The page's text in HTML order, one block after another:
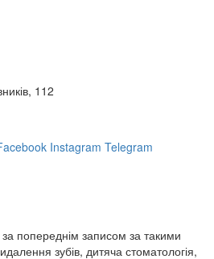
112
Instagram Telegram
попереднім записом за такими
зубів, дитяча стоматологія,